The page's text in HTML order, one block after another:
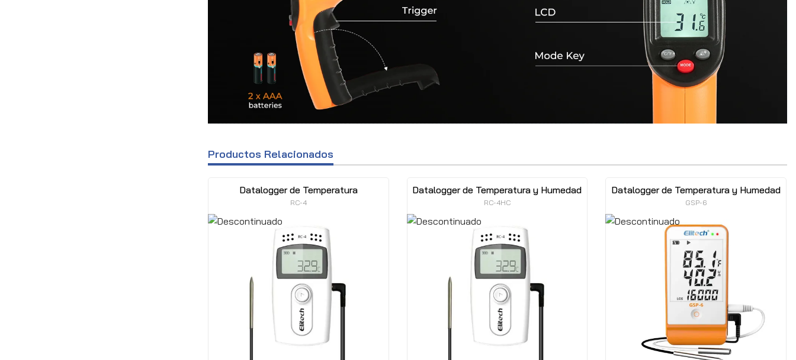
Productos Relacionados
Datalogger de Temperatura
RC-4
Datalogger de Temperatura y Humedad
RC-4HC
Datalogger de Temperatura y Humedad
GSP-6